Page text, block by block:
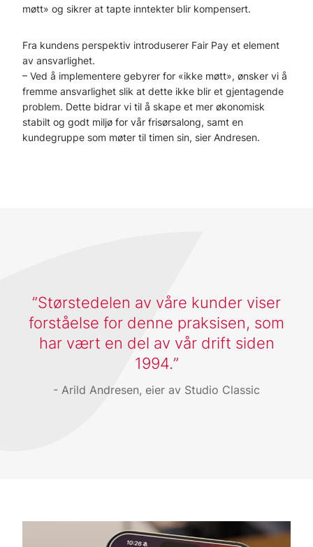
møtt» og sikrer at tapte inntekter blir kompensert.
Fra kundens perspektiv introduserer Fair Pay et element
av ansvarlighet.
– Ved å implementere gebyrer for «ikke møtt», ønsker vi å
fremme ansvarlighet slik at dette ikke blir et gjentagende
problem. Dette bidrar vi til å skape et mer økonomisk
stabilt og godt miljø for vår frisørsalong, samt en
kundegruppe som møter til timen sin, sier Andresen.
Størstedelen av våre kunder viser
forståelse for denne praksisen, som
har vært en del av vår drift siden
1994.
Arild Andresen, eier av Studio Classic